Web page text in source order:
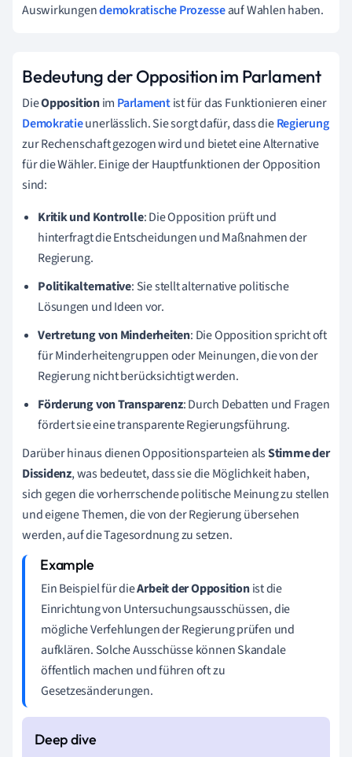
Auswirkungendemokratische Prozesseauf Wahlen haben.
Bedeutung der Opposition im Parlament
DieOppositionim Parlamentist für das Funktionieren einer
Demokratieunerlässlich. Sie sorgt dafür, dass dieRegierung
zur Rechenschaft gezogen wird und bietet eine Alternative
für die Wähler. Einige der Hauptfunktionen der Opposition
sind:
Kritik und Kontrolle: Die Opposition prüft und
hinterfragt die Entscheidungen und Maßnahmen der
Regierung.
Politikalternative: Sie stellt alternative politische
Lösungen und Ideen vor.
Vertretung von Minderheiten: Die Opposition spricht oft
für Minderheitengruppen oder Meinungen, die von der
Regierung nicht berücksichtigt werden.
Förderung von Transparenz: Durch Debatten und Fragen
fördert sie eine transparente Regierungsführung.
Darüber hinaus dienen Oppositionsparteien alsStimme der
Dissidenz, was bedeutet, dass sie die Möglichkeit haben,
sich gegen die vorherrschende politische Meinung zu stellen
und eigene Themen, die von der Regierung übersehen
werden, auf die Tagesordnung zu setzen.
Ein Beispiel für dieArbeit der Oppositionist die
Einrichtung von Untersuchungsausschüssen, die
mögliche Verfehlungen der Regierung prüfen und
aufklären. Solche Ausschüsse können Skandale
öffentlich machen und führen oft zu
Gesetzesänderungen.